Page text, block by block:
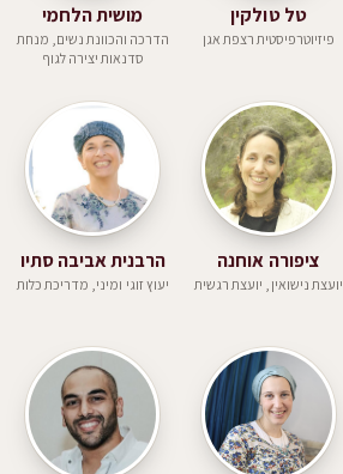
טל טולקין
פיזיוטרפיסטית רצפת אגן
מושית הלחמי
הדרכה והכוונת נשים, מנחת
סדנאות יצירה לגוף
ציפורה אוחנה
יועצת נישואין, יועצת רגשית
הרבנית אביבה סתיו
יעוץ זוגי ומיני, מדריכת כלות